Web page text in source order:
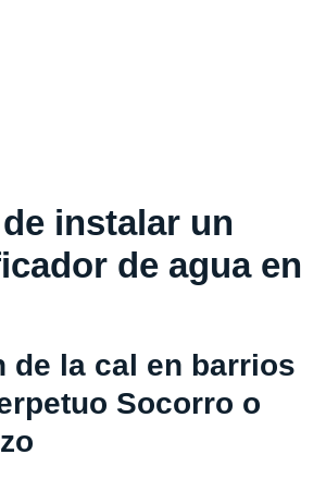
instalar un
de agua en
de la cal en barrios
Socorro o